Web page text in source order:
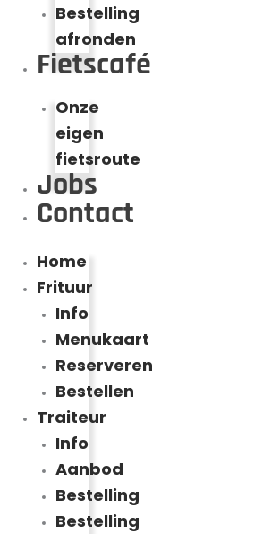
Bestelling
afronden
Fietscafé
Onze
eigen
fietsroute
Jobs
Contact
Home
Frituur
Info
Menukaart
Reserveren
Bestellen
Traiteur
Info
Aanbod
Bestelling
Bestelling